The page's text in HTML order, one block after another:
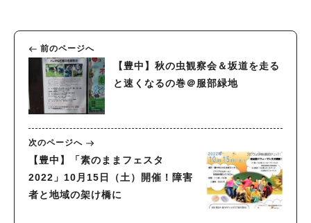
前のページへ
【豊中】秋の虫観察会＆坂道を走る
と速くなるの巻＠服部緑地
次のページへ
【豊中】「素のままフェスタ
2022」10月15日（土）開催！障害
者と地域の架け橋に